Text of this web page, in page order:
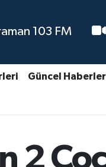
103 FM
Güncel Haberler
2